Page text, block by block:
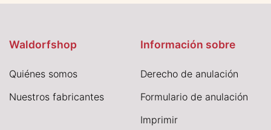
Waldorfshop
Quiénes somos
Nuestros fabricantes
Información sobre
Derecho de anulación
Formulario de anulación
Imprimir